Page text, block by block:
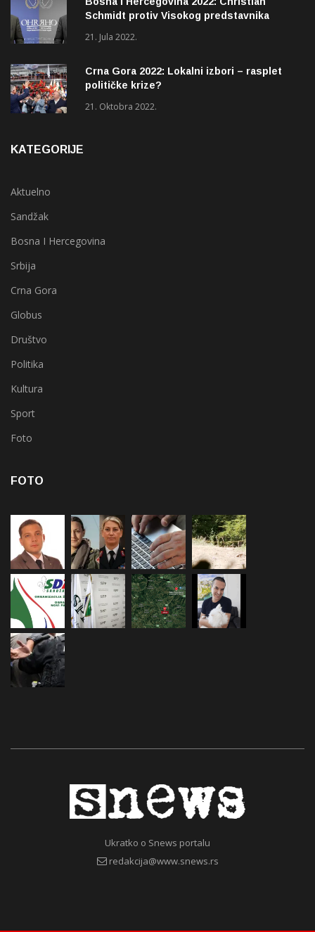
Schmidt protiv Visokog predstavnika
21. Jula 2022.
Crna Gora 2022: Lokalni izbori – rasplet
političke krize?
21. Oktobra 2022.
KATEGORIJE
Aktuelno
Sandžak
Bosna I Hercegovina
Srbija
Crna Gora
Globus
Društvo
Politika
Kultura
Sport
Foto
FOTO
Ukratko o Snews portalu
redakcija@www.snews.rs